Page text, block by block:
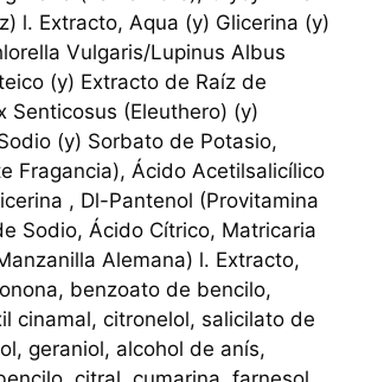
l. Extracto, Aqua (y) Glicerina (y)
Vulgaris/Lupinus Albus
(y) Extracto de Raíz de
Senticosus (Eleuthero) (y)
(y) Sorbato de Potasio,
Fragancia), Ácido Acetilsalicílico
, Dl-Pantenol (Provitamina
Sodio, Ácido Cítrico, Matricaria
Alemana) l. Extracto,
benzoato de bencilo,
cinamal, citronelol, salicilato de
geraniol, alcohol de anís,